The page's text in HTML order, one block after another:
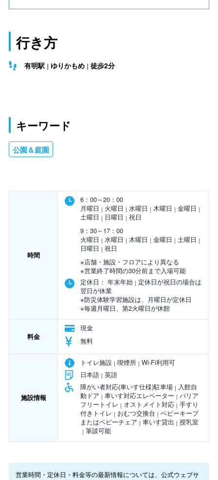
行き方
有明駅 ゆりかもめ 徒歩2分
キーワード
公園＆庭園
時間
6：00～20：00
月曜日
火曜日 水曜日 木曜日
金曜日
土曜日
日曜日
祝日
9：30～17：00
火曜日
水曜日 木曜日 金曜日
土曜日
日曜日
祝日
※店舗・施設・フロアにより異なる
※営業終了時間の30分前まで入場可能
定休日： 年末年始
定休日が祝日の場合は
翌日が休業
※防災体験学習施設は、月曜日が定休日
※毎週月曜日、第2火曜日が休館
料金
現金
無料
施設情報
トイレ施設 喫煙所 Wi-Fi利用可
日本語 英語
障がい者対応(車いす仕様)駐車場
入館自
動ドア
車いす対応エレベーター
バリア
フリートイレ
オストメイト対応 手すり
付きトイレ
おむつ交換台
ベビーキープ
またはベビーチェア
車いす貸出
授乳室
筆談可能
営業時間・定休日・料金等の最新情報については、公式ウェブサ